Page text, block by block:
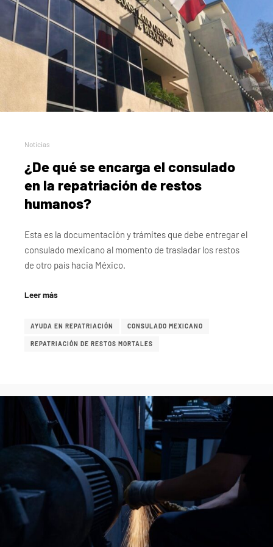
Noticias
¿De qué se encarga el consulado
en la repatriación de restos
humanos?
Esta es la documentación y trámites que debe entregar el
consulado mexicano al momento de trasladar los restos
de otro país hacia México.
Leer más
AYUDA EN REPATRIACIÓN CONSULADO MEXICANO
REPATRIACIÓN DE RESTOS MORTALES